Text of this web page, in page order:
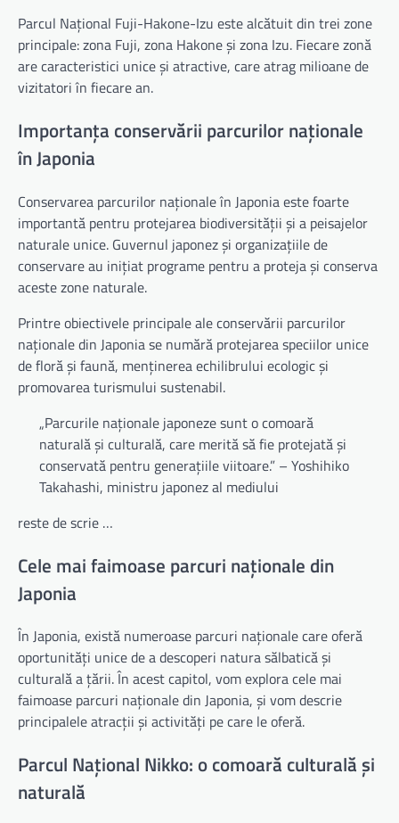
Parcul Național Fuji-Hakone-Izu este alcătuit din trei zone
principale: zona Fuji, zona Hakone și zona Izu. Fiecare zonă
are caracteristici unice și atractive, care atrag milioane de
vizitatori în fiecare an.
Importanța conservării parcurilor naționale
în Japonia
Conservarea parcurilor naționale în Japonia este foarte
importantă pentru protejarea biodiversității și a peisajelor
naturale unice. Guvernul japonez și organizațiile de
conservare au inițiat programe pentru a proteja și conserva
aceste zone naturale.
Printre obiectivele principale ale conservării parcurilor
naționale din Japonia se numără protejarea speciilor unice
de floră și faună, menținerea echilibrului ecologic și
promovarea turismului sustenabil.
„Parcurile naționale japoneze sunt o comoară
naturală și culturală, care merită să fie protejată și
conservată pentru generațiile viitoare.” – Yoshihiko
Takahashi, ministru japonez al mediului
reste de scrie …
Cele mai faimoase parcuri naționale din
Japonia
În Japonia, există numeroase parcuri naționale care oferă
oportunități unice de a descoperi natura sălbatică și
culturală a țării. În acest capitol, vom explora cele mai
faimoase parcuri naționale din Japonia, și vom descrie
principalele atracții și activități pe care le oferă.
Parcul Național Nikko: o comoară culturală și
naturală